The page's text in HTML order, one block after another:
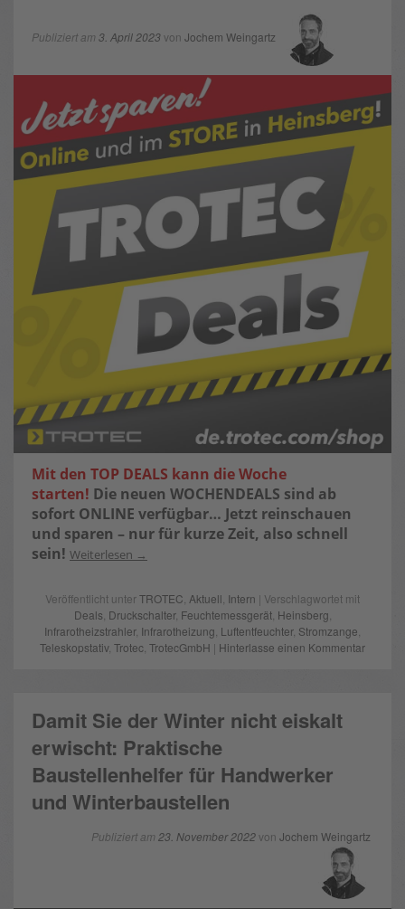
Publiziert am 3. April 2023von Jochem Weingartz
Mit den TOP DEALS kann die Woche
starten! Die neuen WOCHENDEALS sind ab
sofort ONLINE verfügbar… Jetzt reinschauen
und sparen – nur für kurze Zeit, also schnell
sein! Weiterlesen
Veröffentlicht unterTROTEC Aktuell Intern | Verschlagwortet mit
Deals Druckschalter, Feuchtemessgerät, Heinsberg
Infrarotheizstrahler, Infrarotheizung Luftentfeuchter, Stromzange
Teleskopstativ, Trotec TrotecGmbH | Hinterlasse einen Kommentar
Damit Sie der Winter nicht eiskalt
erwischt: Praktische
Baustellenhelfer für Handwerker
und Winterbaustellen
Publiziert am 23. November 2022von Jochem Weingartz